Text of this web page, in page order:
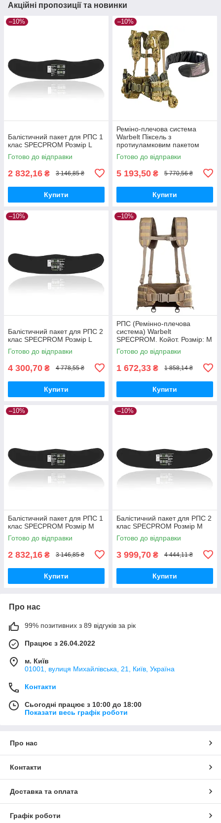
Акційні пропозиції та новинки
–10%
Балістичний пакет для РПС 1
клас SPECPROM Розмір L
Готово до відправки
2 832,16 ₴ 3 146,85 ₴
Купити
–10%
Реміно-плечова система
Warbelt Піксель з
протиуламковим пакетом
Готово до відправки
5 193,50 ₴ 5 770,56 ₴
Купити
–10%
Балістичний пакет для РПС 2
клас SPECPROM Розмір L
Готово до відправки
4 300,70 ₴ 4 778,55 ₴
Купити
–10%
РПС (Ремінно-плечова
система) Warbelt
SPECPROM. Койот. Розмір: M
Готово до відправки
1 672,33 ₴ 1 858,14 ₴
Купити
–10%
Балістичний пакет для РПС 1
клас SPECPROM Розмір M
Готово до відправки
2 832,16 ₴ 3 146,85 ₴
Купити
–10%
Балістичний пакет для РПС 2
клас SPECPROM Розмір M
Готово до відправки
3 999,70 ₴ 4 444,11 ₴
Купити
Про нас
99% позитивних з 89 відгуків за рік
Працює з 26.04.2022
м. Київ
01001, вулиця Михайлівська, 21, Київ, Україна
Контакти
Сьогодні працює з 10:00 до 18:00
Показати весь графік роботи
Про нас
Контакти
Доставка та оплата
Графік роботи